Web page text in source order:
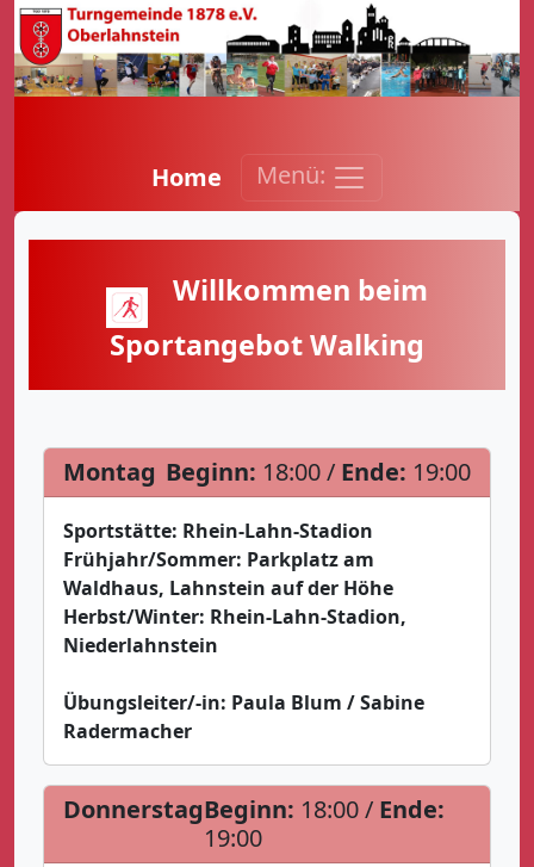
Home Menü:
Willkommen beim
Sportangebot Walking
Montag Beginn: 18:00 / Ende: 19:00
Sportstätte: Rhein-Lahn-Stadion
Frühjahr/Sommer: Parkplatz am
Waldhaus, Lahnstein auf der Höhe
Herbst/Winter: Rhein-Lahn-Stadion,
Niederlahnstein
Übungsleiter/-in: Paula Blum / Sabine
Radermacher
DonnerstagBeginn: 18:00 / Ende:
19:00